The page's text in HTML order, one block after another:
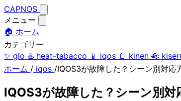
CAPNOS
メニュー
🏠 ホーム
カテゴリー
✨ glo ♨️ heat-tabacco 📱 iqos 📄 kinen 🎋
ホーム / iqos /IQOS3が故障した？シーン別対応
IQOS3が故障した？シーン別対